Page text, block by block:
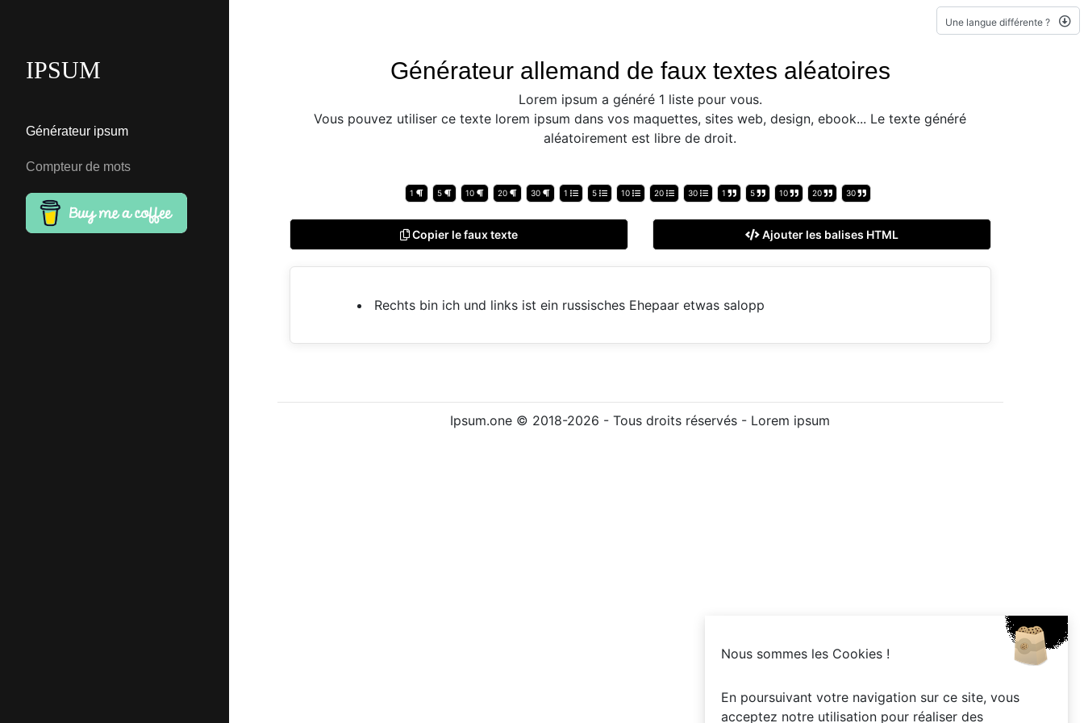
IPSUM
Générateur ipsum
Compteur de mots
Une langue différente ?
Générateur allemand de faux textes aléatoires
Lorem ipsum a généré 1 liste pour vous.
Vous pouvez utiliser ce texte lorem ipsum dans vos maquettes, sites web, design, ebook... Le texte généré
aléatoirement est libre de droit.
1 5 10 20 30 1 5 10 20 30 1 5 10 20 30
Copier le faux texte Ajouter les balises HTML
Rechts bin ich und links ist ein russisches Ehepaar etwas salopp
Ipsum.one © 2018-2026 - Tous droits réservés - Lorem ipsum
Nous sommes les Cookies !
En poursuivant votre navigation sur ce site, vous
acceptez notre utilisation pour réaliser des